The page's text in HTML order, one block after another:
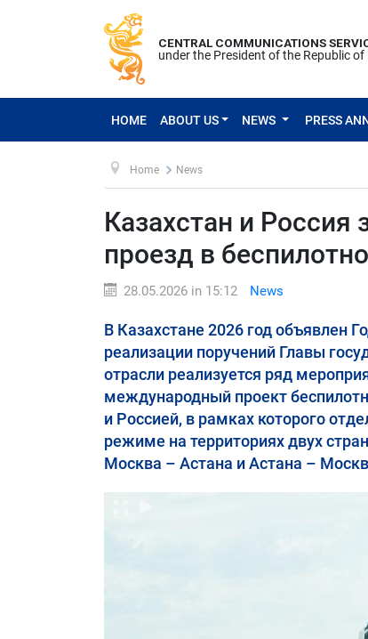
CENTRAL COMMUNICATIONS
under the President of the Republic
HOME ABOUT US NEWS PRESS
Home News
Казахстан и
проезд в
28.05.2026 in 15:12 News
В Казахстане 2026 год объявлен
реализации поручений Главы
отрасли реализуется ряд
международный проект
и Россией, в рамках которого
режиме на территориях двух
Москва – Астана и Астана –